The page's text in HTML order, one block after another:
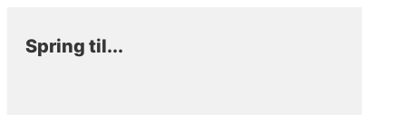
Spring til...